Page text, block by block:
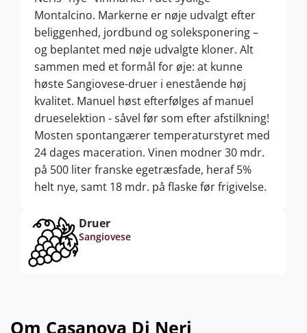
Montalcino. Markerne er nøje udvalgt efter
beliggenhed, jordbund og soleksponering –
og beplantet med nøje udvalgte kloner. Alt
sammen med et formål for øje: at kunne
høste Sangiovese-druer i enestående høj
kvalitet. Manuel høst efterfølges af manuel
drueselektion - såvel før som efter afstilkning!
Mosten spontangærer temperaturstyret med
24 dages maceration. Vinen modner 30 mdr.
på 500 liter franske egetræsfade, heraf 5%
helt nye, samt 18 mdr. på flaske før frigivelse.
Druer
Sangiovese
Om Casanova Di Neri